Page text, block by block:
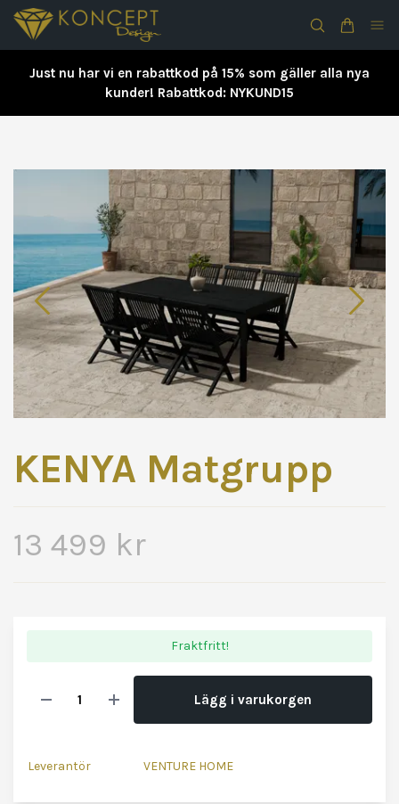
Just nu har vi en rabattkod på 15% som gäller alla nya
kunder! Rabattkod: NYKUND15
KENYA Matgrupp
13 499 kr
Fraktfritt!
Lägg i varukorgen
Leverantör VENTURE HOME